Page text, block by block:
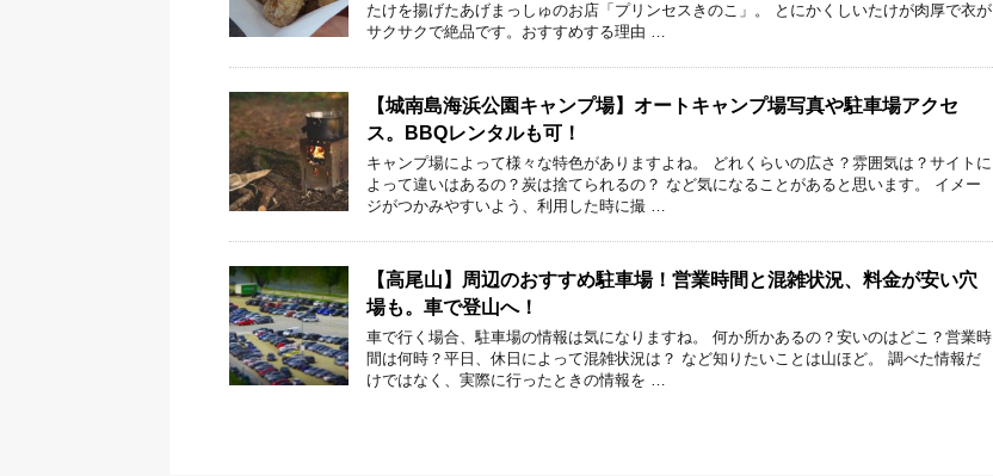
たけを揚げたあげまっしゅのお店「プリンセスきのこ」。 とにかくしいたけが肉厚で衣が
サクサクで絶品です。おすすめする理由 …
【城南島海浜公園キャンプ場】オートキャンプ場写真や駐車場アクセ
ス。BBQレンタルも可！
キャンプ場によって様々な特色がありますよね。 どれくらいの広さ？雰囲気は？サイトに
よって違いはあるの？炭は捨てられるの？ など気になることがあると思います。 イメー
ジがつかみやすいよう、利用した時に撮 …
【高尾山】周辺のおすすめ駐車場！営業時間と混雑状況、料金が安い穴
場も。車で登山へ！
車で行く場合、駐車場の情報は気になりますね。 何か所かあるの？安いのはどこ？営業時
間は何時？平日、休日によって混雑状況は？ など知りたいことは山ほど。 調べた情報だ
けではなく、実際に行ったときの情報を …